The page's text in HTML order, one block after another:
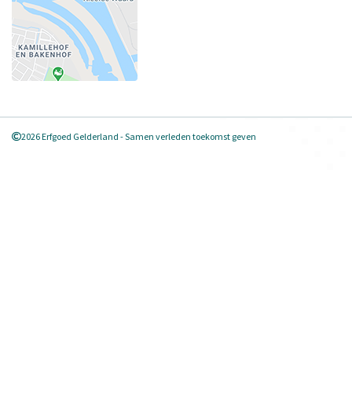
2026 Erfgoed Gelderland - Samen verleden toekomst geven